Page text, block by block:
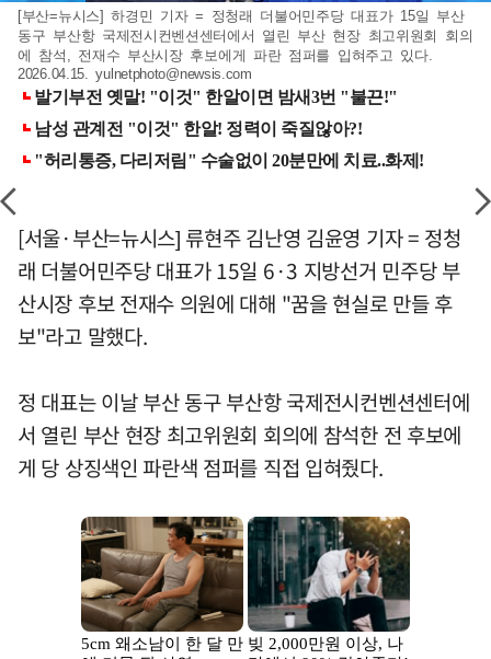
[부산=뉴시스] 하경민 기자 = 정청래 더불어민주당 대표가 15일 부산
동구 부산항 국제전시컨벤션센터에서 열린 부산 현장 최고위원회 회의
에 참석, 전재수 부산시장 후보에게 파란 점퍼를 입혀주고 있다.
2026.04.15.yulnetphoto@newsis.com
[서울·부산=뉴시스] 류현주 김난영 김윤영 기자 = 정청
래 더불어민주당 대표가 15일 6·3 지방선거 민주당 부
산시장 후보 전재수 의원에 대해 "꿈을 현실로 만들 후
보"라고 말했다.
정 대표는 이날 부산 동구 부산항 국제전시컨벤션센터에
서 열린 부산 현장 최고위원회 회의에 참석한 전 후보에
게 당 상징색인 파란색 점퍼를 직접 입혀줬다.